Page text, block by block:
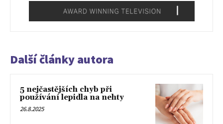
Další články autora
5 nejčastějších chyb při
používání lepidla na nehty
26.8.2025